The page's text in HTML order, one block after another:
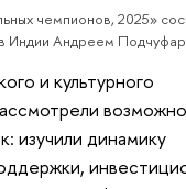
чемпионов, 2025»
в Индии Андреем
и культурного
изучили динамику